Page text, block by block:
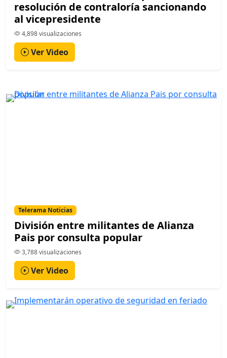
resolución de contraloría sancionando
al vicepresidente
4,898 visualizaciones
Ver Video
Telerama Noticias
División entre militantes de Alianza
Pais por consulta popular
3,788 visualizaciones
Ver Video